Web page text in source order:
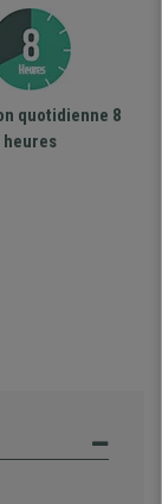
quotidienne 8
heures